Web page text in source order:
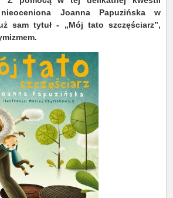
Joanna Papuzińska w
sam tytuł - „Mój tato szczęściarz”,